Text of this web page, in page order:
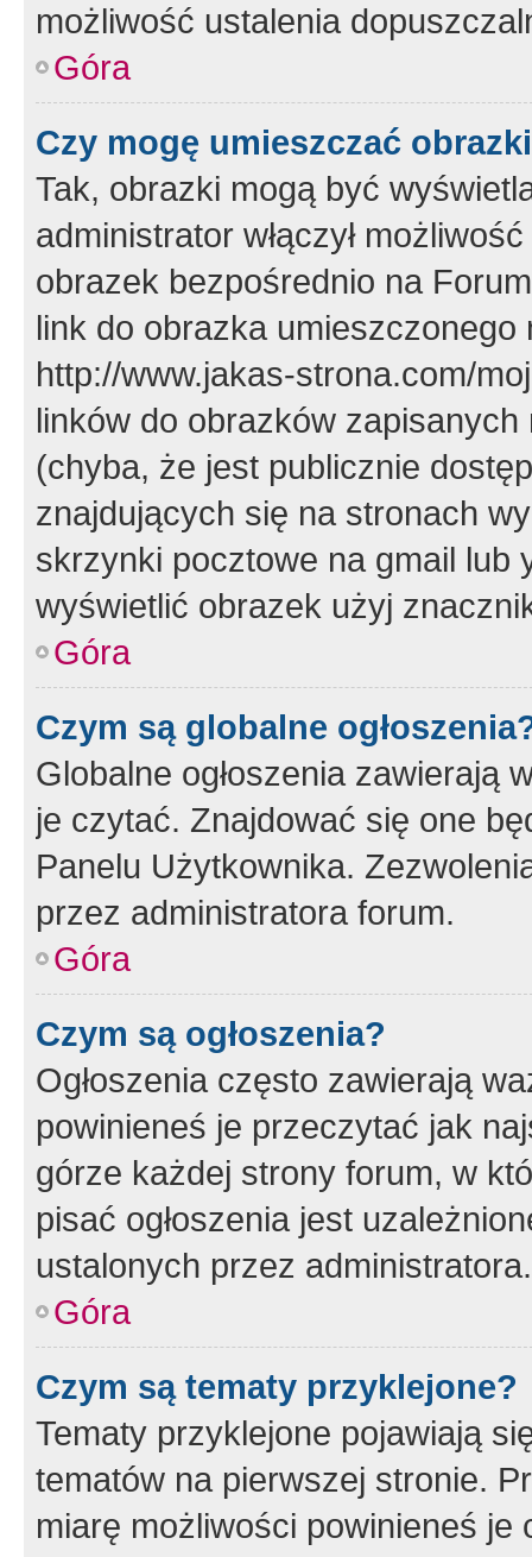
możliwość ustalenia
Góra
Czy mogę umieszczać
Tak, obrazki mogą być
administrator włączył
obrazek bezpośrednio na
link do obrazka
http://www.jakas-strona.com/
linków do obrazków
(chyba, że jest publicznie
znajdujących się na stronach
skrzynki pocztowe na gmail lub
wyświetlić obrazek użyj
Góra
Czym są globalne
Globalne ogłoszenia zawierają
je czytać. Znajdować się one
Panelu Użytkownika.
przez administratora forum.
Góra
Czym są ogłoszenia?
Ogłoszenia często zawierają
powinieneś je przeczytać jak
górze każdej strony forum, w
pisać ogłoszenia jest
ustalonych przez administratora.
Góra
Czym są tematy przyklejone?
Tematy przyklejone pojawiają
tematów na pierwszej stronie.
miarę możliwości powinieneś je